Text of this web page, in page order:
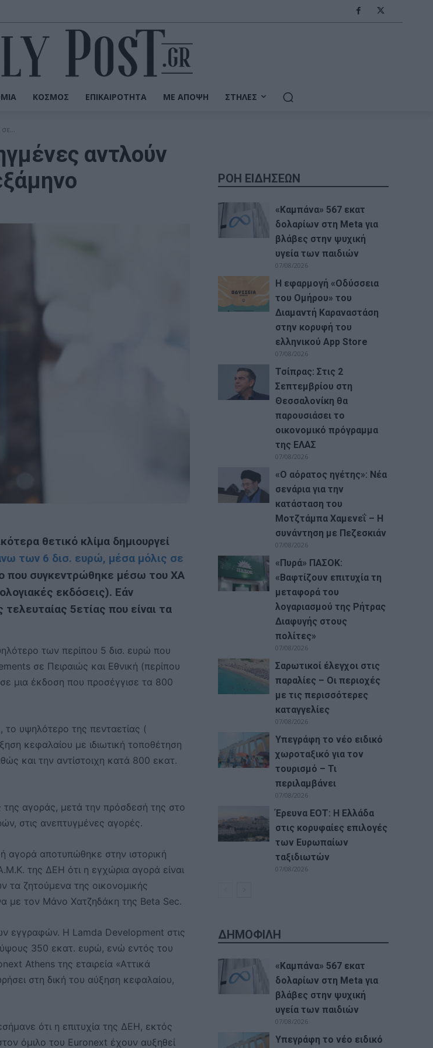
ΚΌΣΜΟΣ ΕΠΙΚΑΙΡΌΤΗΤΑ ΜΕ ΆΠΟΨΗ ΣΤΉΛΕΣ
αντλούν
θετικό κλίμα δημιουργεί
των 6 δισ. ευρώ, μέσα μόλις σε
που συγκεντρώθηκε μέσω του ΧΑ
εκδόσεις). Εάν
5ετίας που είναι τα
των περίπου 5 δισ. ευρώ που
σε Πειραιώς και Εθνική (περίπου
μια έκδοση που προσέγγισε τα 800
υψηλότερο της πενταετίας (
κεφαλαίου με ιδιωτική τοποθέτηση
και την αντίστοιχη κατά 800 εκατ.
της αγοράς, μετά την πρόσδεσή της στο
στις ανεπτυγμένες αγορές.
αγορά αποτυπώθηκε στην ιστορική
της ΔΕΗ ότι η εγχώρια αγορά είναι
τα ζητούμενα της οικονομικής
με τον Μάνο Χατζηδάκη της Beta Sec.
εγγραφών. Η Lamda Development στις
350 εκατ. ευρώ, ενώ εντός του
Athens της εταιρεία «Αττικά
στη δική του αύξηση κεφαλαίου,
ότι η επιτυχία της ΔΕΗ, εκτός
όμιλο του Euronext έχουν αυξηθεί
ΡΟΗ ΕΙΔΗΣΕΩΝ
«Καμπάνα» 567 εκατ
δολαρίων στη Meta για
βλάβες στην ψυχική
υγεία των παιδιών
07/08/2026
Η εφαρμογή «Οδύσσεια
του Ομήρου» του
Διαμαντή Καραναστάση
στην κορυφή του
ελληνικού App Store
07/08/2026
Τσίπρας: Στις 2
Σεπτεμβρίου στη
Θεσσαλονίκη θα
παρουσιάσει το
οικονομικό πρόγραμμα
της ΕΛΑΣ
07/08/2026
«Ο αόρατος ηγέτης»: Νέα
σενάρια για την
κατάσταση του
Μοτζτάμπα Χαμενεΐ – Η
συνάντηση με Πεζεσκιάν
07/08/2026
«Πυρά» ΠΑΣΟΚ:
«Βαφτίζουν επιτυχία τη
μεταφορά του
λογαριασμού της Ρήτρας
Διαφυγής στους
πολίτες»
07/08/2026
Σαρωτικοί έλεγχοι στις
παραλίες – Οι περιοχές
με τις περισσότερες
καταγγελίες
07/08/2026
Υπεγράφη το νέο ειδικό
χωροταξικό για τον
τουρισμό – Τι
περιλαμβάνει
07/08/2026
Έρευνα ΕΟΤ: Η Ελλάδα
στις κορυφαίες επιλογές
των Ευρωπαίων
ταξιδιωτών
07/08/2026
ΔΗΜΟΦΙΛΗ
«Καμπάνα» 567 εκατ
δολαρίων στη Meta για
βλάβες στην ψυχική
υγεία των παιδιών
07/08/2026
Υπεγράφη το νέο ειδικό